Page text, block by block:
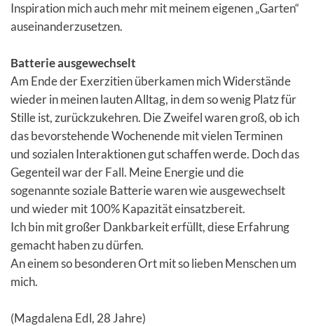
Inspiration mich auch mehr mit meinem eigenen „Garten“
auseinanderzusetzen.
Batterie ausgewechselt
Am Ende der Exerzitien überkamen mich Widerstände
wieder in meinen lauten Alltag, in dem so wenig Platz für
Stille ist, zurückzukehren. Die Zweifel waren groß, ob ich
das bevorstehende Wochenende mit vielen Terminen
und sozialen Interaktionen gut schaffen werde. Doch das
Gegenteil war der Fall. Meine Energie und die
sogenannte soziale Batterie waren wie ausgewechselt
und wieder mit 100% Kapazität einsatzbereit.
Ich bin mit großer Dankbarkeit erfüllt, diese Erfahrung
gemacht haben zu dürfen.
An einem so besonderen Ort mit so lieben Menschen um
mich.
(Magdalena Edl, 28 Jahre)